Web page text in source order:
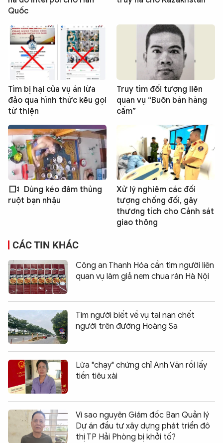
Quốc
Tìm bị hại của vụ án lừa
đảo qua hình thức kêu gọi
từ thiện
Truy tìm đối tượng liên
quan vụ “Buôn bán hàng
cấm”
Dùng kéo đâm thủng
ruột bạn nhậu
Xử lý nghiêm các đối
tượng chống đối, gây
thương tích cho Cảnh sát
giao thông
CÁC TIN KHÁC
Công an Thanh Hóa cần tìm người liên
quan vụ làm giả nem chua rán Hà Nội
Tìm người biết về vụ tai nạn chết
người trên đường Hoàng Sa
Lừa "chạy" chứng chỉ Anh Văn rồi lấy
tiền tiêu xài
Vì sao nguyên Giám đốc Ban Quản lý
Dự án đầu tư xây dựng phát triển đô
thị TP Hải Phòng bị khởi tố?